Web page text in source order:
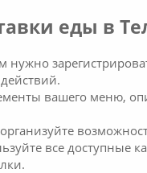
еды в
нужно
вашего меню,
все доступные